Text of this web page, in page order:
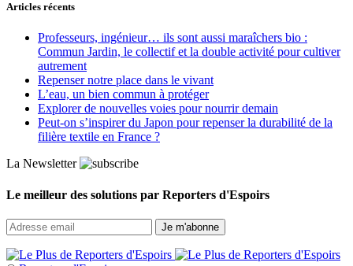
Articles récents
Professeurs, ingénieur… ils sont aussi maraîchers bio :
Commun Jardin, le collectif et la double activité pour cultiver
autrement
Repenser notre place dans le vivant
L’eau, un bien commun à protéger
Explorer de nouvelles voies pour nourrir demain
Peut‑on s’inspirer du Japon pour repenser la durabilité de la
filière textile en France ?
La Newsletter
Le meilleur des solutions par Reporters d'Espoirs